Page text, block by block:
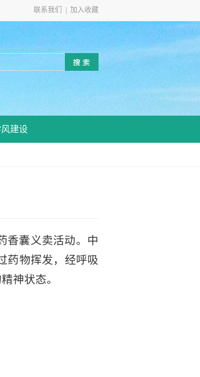
联系我们 加入收藏
建设
香囊义卖活动。中
药物挥发，经呼吸
神状态。